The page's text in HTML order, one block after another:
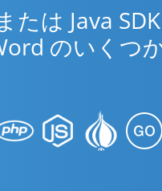
は Java
のいくつ